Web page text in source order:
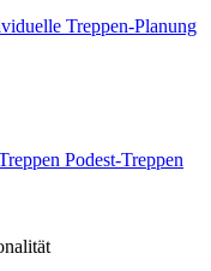
Treppen-Planung
Podest-Treppen